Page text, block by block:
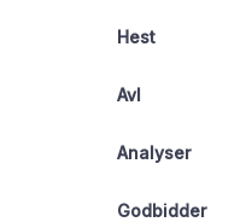
Hest
Avl
Analyser
Godbidder